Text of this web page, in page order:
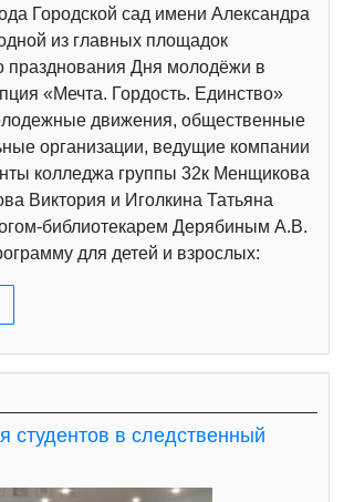
Городской сад имени Александра
из главных площадок
празднования Дня молодёжи в
«Мечта. Гордость. Единство»
движения, общественные
организации, ведущие компании
колледжа группы 32к Менщикова
Виктория и Иголкина Татьяна
библиотекарем Дерябиным А.В.
для детей и взрослых:
студентов в следственный